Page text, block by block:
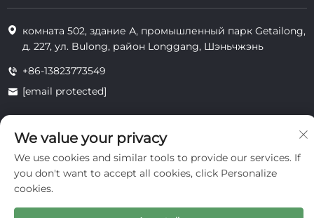
комната 502, здание А, промышленный парк Getailong,
д. 227, ул. Bulong, район Longgang, Шэньчжэнь
+86-13823773549
[email protected]
Все права защищены © 2025 Inte Cosmetics (Shenzhen) Co., Ltd.
конфиденциальность
We value your privacy
We use cookies and similar tools to provide our services. If
you don't want to accept all cookies, click Personalize
cookies.